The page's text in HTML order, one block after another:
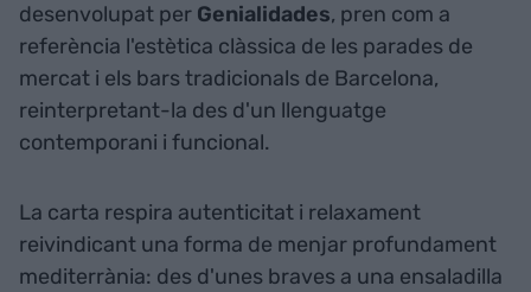
desenvolupat per Genialidades, pren com a
referència l'estètica clàssica de les parades de
mercat i els bars tradicionals de Barcelona,
reinterpretant-la des d'un llenguatge
contemporani i funcional.
La carta respira autenticitat i relaxament
reivindicant una forma de menjar profundament
mediterrània: des d'unes braves a una ensaladilla